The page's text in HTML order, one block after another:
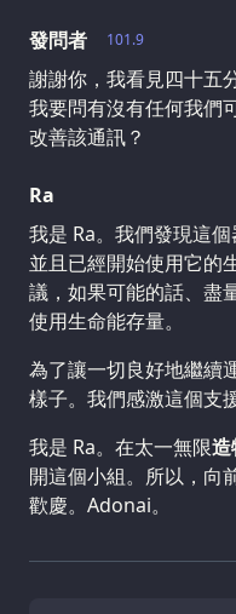
101.9
發問者
謝謝你，我看見四十五
我要問有沒有任何我們
改善該通訊？
Ra
我是 Ra。我們發現這個
並且已經開始使用它的
議，如果可能的話、盡
使用生命能存量。
為了讓一切良好地繼續
樣子。我們感激這個支
我是 Ra。在太一無限造
開這個小組。所以，向
歡慶。Adonai。